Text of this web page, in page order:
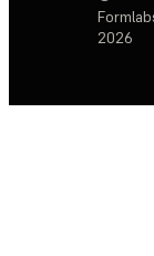
2026